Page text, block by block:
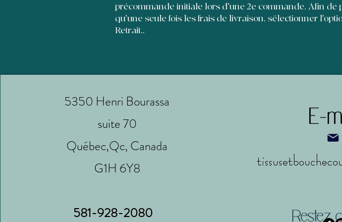
précommande initiale lors d'une 2e commande. Afin de
qu'une seule fois les frais de livraison, sélectionner
Retrait..
5350 Henri Bourassa
suite 70
Québec,Qc, Canada
G1H 6Y8
581-928-2080
E-
Restez